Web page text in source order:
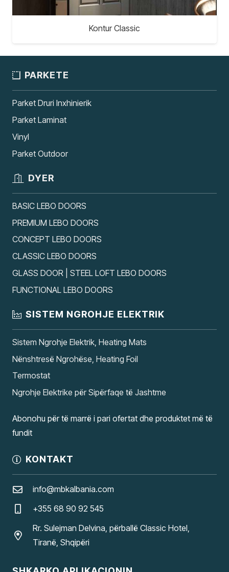
Kontur Classic
PARKETE
Parket Druri Inxhinierik
Parket Laminat
Vinyl
Parket Outdoor
DYER
BASIC LEBO DOORS
PREMIUM LEBO DOORS
CONCEPT LEBO DOORS
CLASSIC LEBO DOORS
GLASS DOOR | STEEL LOFT LEBO DOORS
FUNCTIONAL LEBO DOORS
SISTEM NGROHJE ELEKTRIK
Sistem Ngrohje Elektrik, Heating Mats
Nënshtresë Ngrohëse, Heating Foil
Termostat
Ngrohje Elektrike për Sipërfaqe të Jashtme
Abonohu për të marrë i pari ofertat dhe produktet më të
fundit
KONTAKT
info@mbkalbania.com
+355 68 90 92 545
Rr. Sulejman Delvina, përballë Classic Hotel,
Tiranë, Shqipëri